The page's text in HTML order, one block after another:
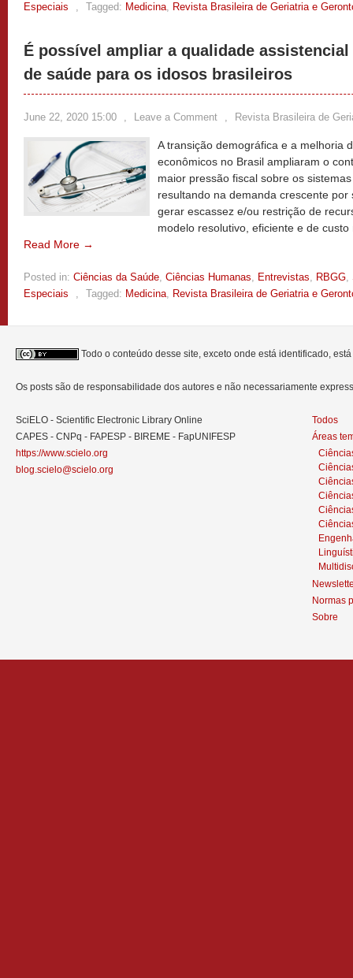
Especiais
, Tagged: Medicina, Revista Brasileira de Geriatria e
É possível ampliar a qualidade
de saúde para os idosos brasileiros
June 22, 2020 15:00 , Leave a Comment , Revista Brasileira de
A transição demográfica e a melhoria
econômicos no Brasil ampliaram o
maior pressão fiscal sobre os
resultando na demanda crescente
gerar escassez e/ou restrição de
modelo resolutivo, eficiente e de
Read More →
Posted in: Ciências da Saúde, Ciências Humanas, Entrevistas, RBGG,
Especiais
, Tagged: Medicina, Revista Brasileira de Geriatria e
Todo o conteúdo desse site, exceto onde está identificado,
Os posts são de responsabilidade dos autores e não necessariamente
SciELO - Scientific Electronic Library Online
CAPES - CNPq - FAPESP - BIREME - FapUNIFESP
https://www.scielo.org
blog.scielo@scielo.org
Todos
Áreas
Normas
Sobre